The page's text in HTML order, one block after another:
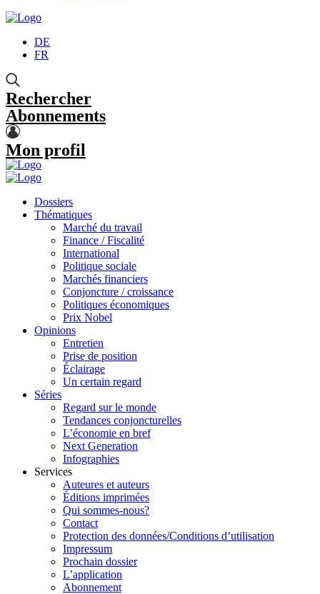
DE
FR
Rechercher
Abonnements
Mon profil
Dossiers
Thématiques
Marché du travail
Finance / Fiscalité
International
Politique sociale
Marchés financiers
Conjoncture / croissance
Politiques économiques
Prix Nobel
Opinions
Entretien
Prise de position
Éclairage
Un certain regard
Séries
Regard sur le monde
Tendances conjoncturelles
L’économie en bref
Next Generation
Infographies
Services
Auteures et auteurs
Éditions imprimées
Qui sommes-nous?
Contact
Protection des données/Conditions d’utilisation
Impressum
Prochain dossier
L’application
Abonnement